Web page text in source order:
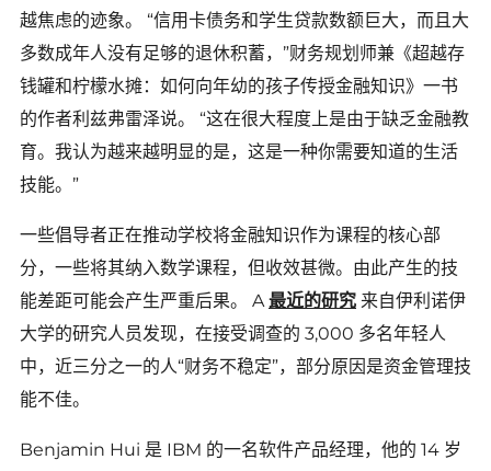
越焦虑的迹象。 “信用卡债务和学生贷款数额巨大，而且大
多数成年人没有足够的退休积蓄，”财务规划师兼《超越存
钱罐和柠檬水摊：如何向年幼的孩子传授金融知识》一书
的作者利兹弗雷泽说。 “这在很大程度上是由于缺乏金融教
育。我认为越来越明显的是，这是一种你需要知道的生活
技能。”
一些倡导者正在推动学校将金融知识作为课程的核心部
分，一些将其纳入数学课程，但收效甚微。由此产生的技
能差距可能会产生严重后果。 A 最近的研究 来自伊利诺伊
大学的研究人员发现，在接受调查的 3,000 多名年轻人
中，近三分之一的人“财务不稳定”，部分原因是资金管理技
能不佳。
Benjamin Hui 是 IBM 的一名软件产品经理，他的 14 岁